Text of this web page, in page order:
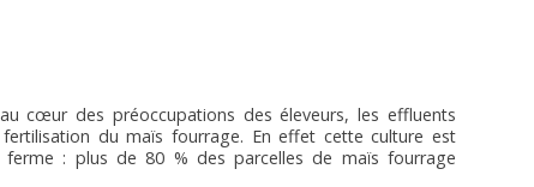
cœur des préoccupations des éleveurs, les effluents
fertilisation du maïs fourrage. En effet cette culture est
ferme : plus de 80 % des parcelles de maïs fourrage